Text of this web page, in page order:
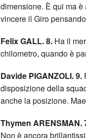
dimensione. È qui ma
vincere il Giro
Felix GALL. 8. Ha il
chilometro, quando è
Davide PIGANZOLI. 9.
disposizione della
anche la posizione.
Thymen ARENSMAN.
Non è ancora